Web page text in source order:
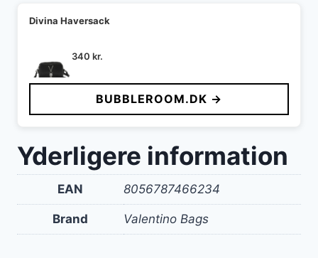
Divina Haversack
340 kr.
BUBBLEROOM.DK →
Yderligere information
EAN 8056787466234
Brand Valentino Bags